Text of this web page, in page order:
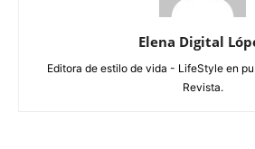
Elena Digital
Editora de estilo de vida - LifeStyle en
Revista.